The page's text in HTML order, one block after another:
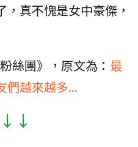
真不愧是女中豪傑，
絲團》，原文為： 最
們越來越多...